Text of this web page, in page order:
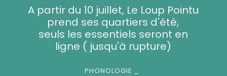
A partir du 10 juillet, Le Loup Pointu
prend ses quartiers d'été,
seuls les essentiels seront en
ligne ( jusqu'à rupture)
PHONOLOGIE _